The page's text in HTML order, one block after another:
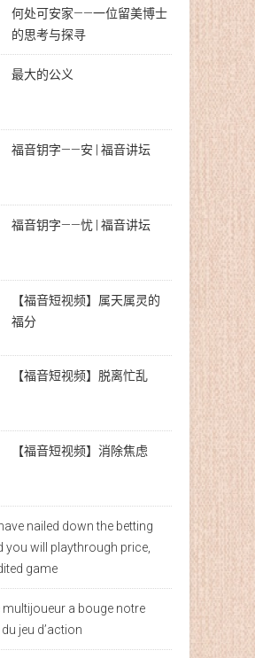
何处可安家——一位留美博士
的思考与探寻
最大的公义
福音钥字——安 | 福音讲坛
福音钥字——忧 | 福音讲坛
【福音短视频】属天属灵的
福分
【福音短视频】脱离忙乱
【福音短视频】消除焦虑
nailed down the betting
you will playthrough price,
game
multijoueur a bouge notre
jeu d’action